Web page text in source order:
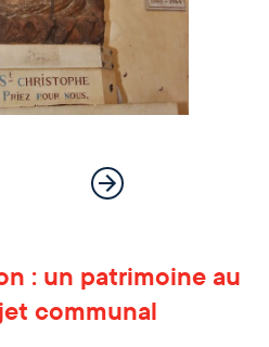
: un patrimoine au
communal